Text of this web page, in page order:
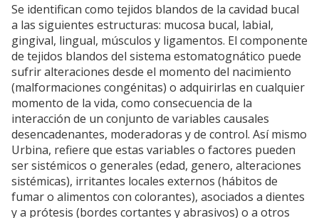
Se identifican como tejidos blandos de la cavidad bucal
a las siguientes estructuras: mucosa bucal, labial,
gingival, lingual, músculos y ligamentos. El componente
de tejidos blandos del sistema estomatognático puede
sufrir alteraciones desde el momento del nacimiento
(malformaciones congénitas) o adquirirlas en cualquier
momento de la vida, como consecuencia de la
interacción de un conjunto de variables causales
desencadenantes, moderadoras y de control. Así mismo
Urbina, refiere que estas variables o factores pueden
ser sistémicos o generales (edad, genero, alteraciones
sistémicas), irritantes locales externos (hábitos de
fumar o alimentos con colorantes), asociados a dientes
y a prótesis (bordes cortantes y abrasivos) o a otros